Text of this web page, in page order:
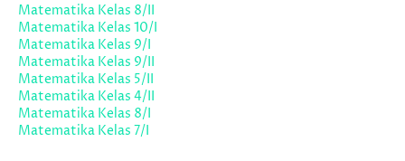
Matematika Kelas 8/II
Matematika Kelas 10/I
Matematika Kelas 9/I
Matematika Kelas 9/II
Matematika Kelas 5/II
Matematika Kelas 4/II
Matematika Kelas 8/I
Matematika Kelas 7/I